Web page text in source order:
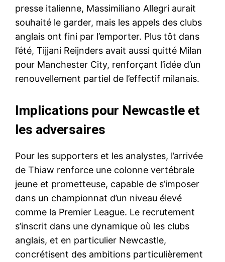
presse italienne, Massimiliano Allegri aurait
souhaité le garder, mais les appels des clubs
anglais ont fini par l’emporter. Plus tôt dans
l’été, Tijjani Reijnders avait aussi quitté Milan
pour Manchester City, renforçant l’idée d’un
renouvellement partiel de l’effectif milanais.
Implications pour Newcastle et
les adversaires
Pour les supporters et les analystes, l’arrivée
de Thiaw renforce une colonne vertébrale
jeune et prometteuse, capable de s’imposer
dans un championnat d’un niveau élevé
comme la Premier League. Le recrutement
s’inscrit dans une dynamique où les clubs
anglais, et en particulier Newcastle,
concrétisent des ambitions particulièrement